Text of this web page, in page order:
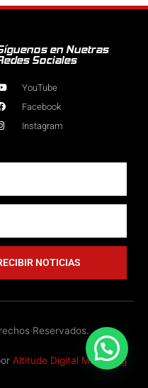
en Nuetras
Sociales
YouTube
Facebook
Instagram
NOTICIAS
Reservados.
Altitude Digital Marketing